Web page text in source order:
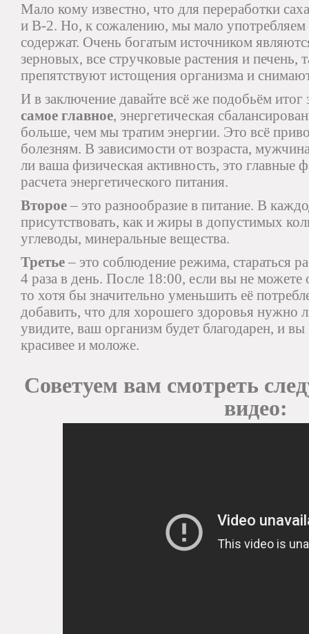
Мало кому известно, что для переработки
и В-2. Но, к сожалению, мы мало употребляем
содержат. Очень богатым источником
зерновых, все стручковые растения и печень,
препятствуют истощения организма и
И в заключение давайте всё же подобьём
самое главное, энергетическая
больше, чем мы тратим энергии. Это всё
болезням. В зависимости от возраста,
ли ваша физическая активность, это главные
расчета энергетического питания.
Второе – это разнообразие в питание. В
присутствовать, как и жиры в допустимых
углеводы, минеральные вещества.
Третье – это соблюдение режима, стараться
4 раза в день. После 18:00, если вы не можете
то хотя бы значительно уменьшить её
добавить, что для хорошего здоровья нужно
увидите, ваш организм будет благодарен, и вы
красивее и моложе.
Советуем вам смотреть
видео: